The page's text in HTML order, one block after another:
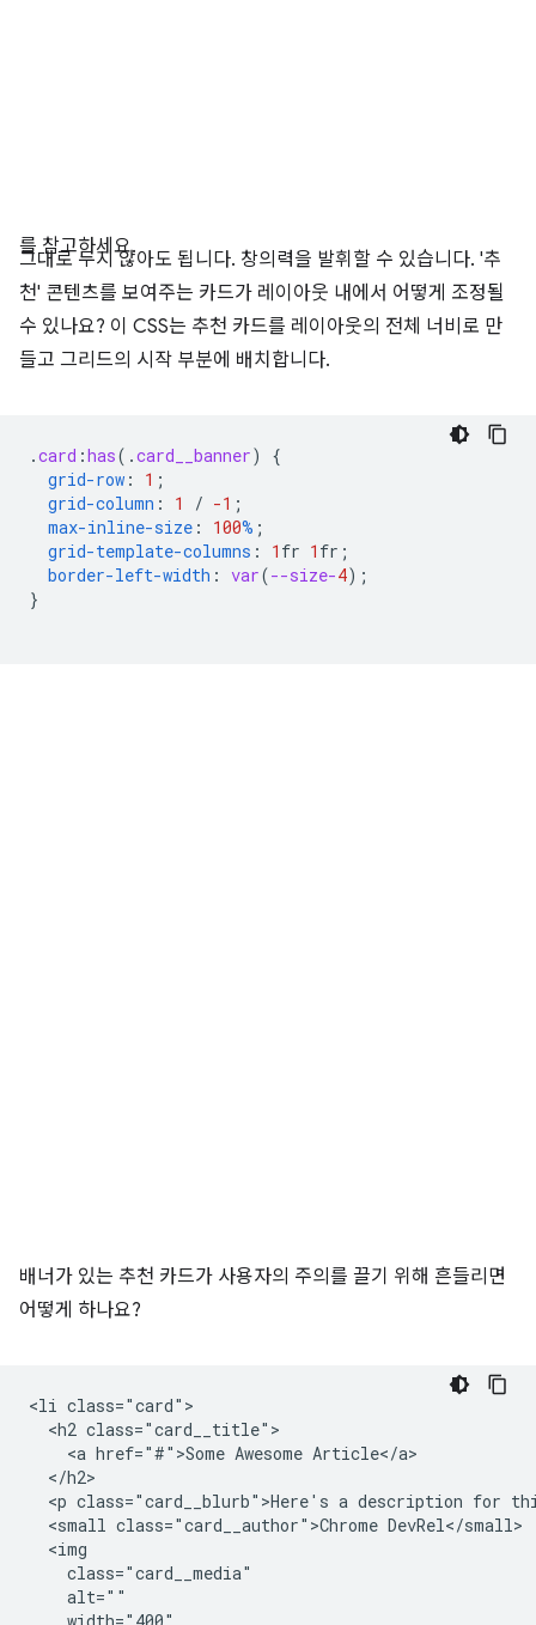
를 참고하세요.
그대로 두지 않아도 됩니다. 창의력을 발휘할 수 있습니다. '추
천' 콘텐츠를 보여주는 카드가 레이아웃 내에서 어떻게 조정될
수 있나요? 이 CSS는 추천 카드를 레이아웃의 전체 너비로 만
들고 그리드의 시작 부분에 배치합니다.
.card :has( .card__banner)
{
grid-row : 1 ;
grid-column : 1 / -1 ;
max-inline-size : 100% ;
grid-template-columns : 1 fr 1 fr ;
border-left-width : var(--size-4);
}
배너가 있는 추천 카드가 사용자의 주의를 끌기 위해 흔들리면
어떻게 하나요?
<li class="card">
  <h2 class="card__title">
    <a href="#">Some Awesome Article</a>
  </h2>
<p class="card__blurb">Here's a description for
  <small class="card__author">Chrome DevRel</small>
  <img
    class="card__media"
    alt=""